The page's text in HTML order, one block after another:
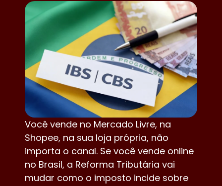
Você vende no Mercado Livre, na
Shopee, na sua loja própria, não
importa o canal. Se você vende online
no Brasil, a Reforma Tributária vai
mudar como o imposto incide sobre